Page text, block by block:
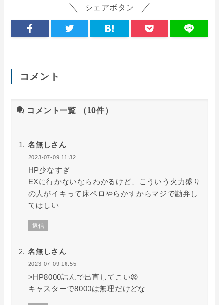
シェアボタン
コメント
コメント一覧 （10件）
名無しさん
2023-07-09 11:32
HP少なすぎ
EXに行かないならわかるけど、こういう火力盛り
の人がイキって床ペロやらかすからマジで勘弁し
てほしい
返信
名無しさん
2023-07-09 16:55
>HP8000詰んで出直してこい😡
キャスターで8000は無理だけどな